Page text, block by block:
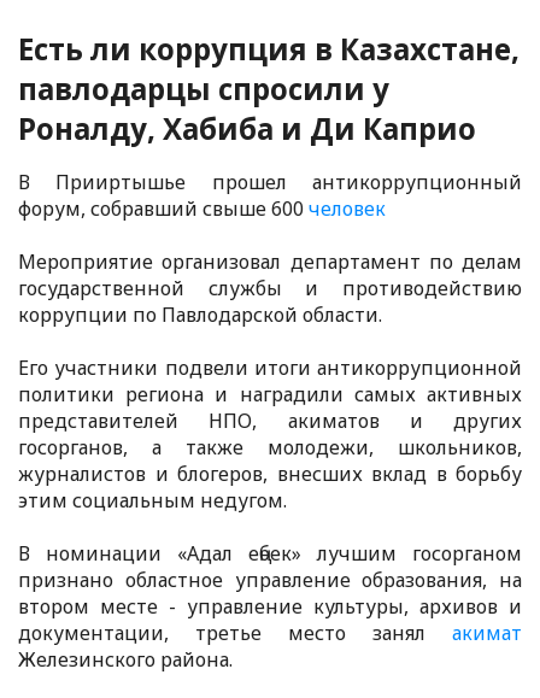
Есть ли коррупция в Казахстане,
павлодарцы спросили у
Роналду, Хабиба и Ди Каприо
В Прииртышье прошел антикоррупционный
форум, собравший свыше 600 человек
Мероприятие организовал департамент по делам
государственной службы и противодействию
коррупции по Павлодарской области.
Его участники подвели итоги антикоррупционной
политики региона и наградили самых активных
представителей НПО, акиматов и других
госорганов, а также молодежи, школьников,
журналистов и блогеров, внесших вклад в борьбу
этим социальным недугом.
В номинации «Адал еңбек» лучшим госорганом
признано областное управление образования, на
втором месте - управление культуры, архивов и
документации, третье место занял акимат
Железинского района.